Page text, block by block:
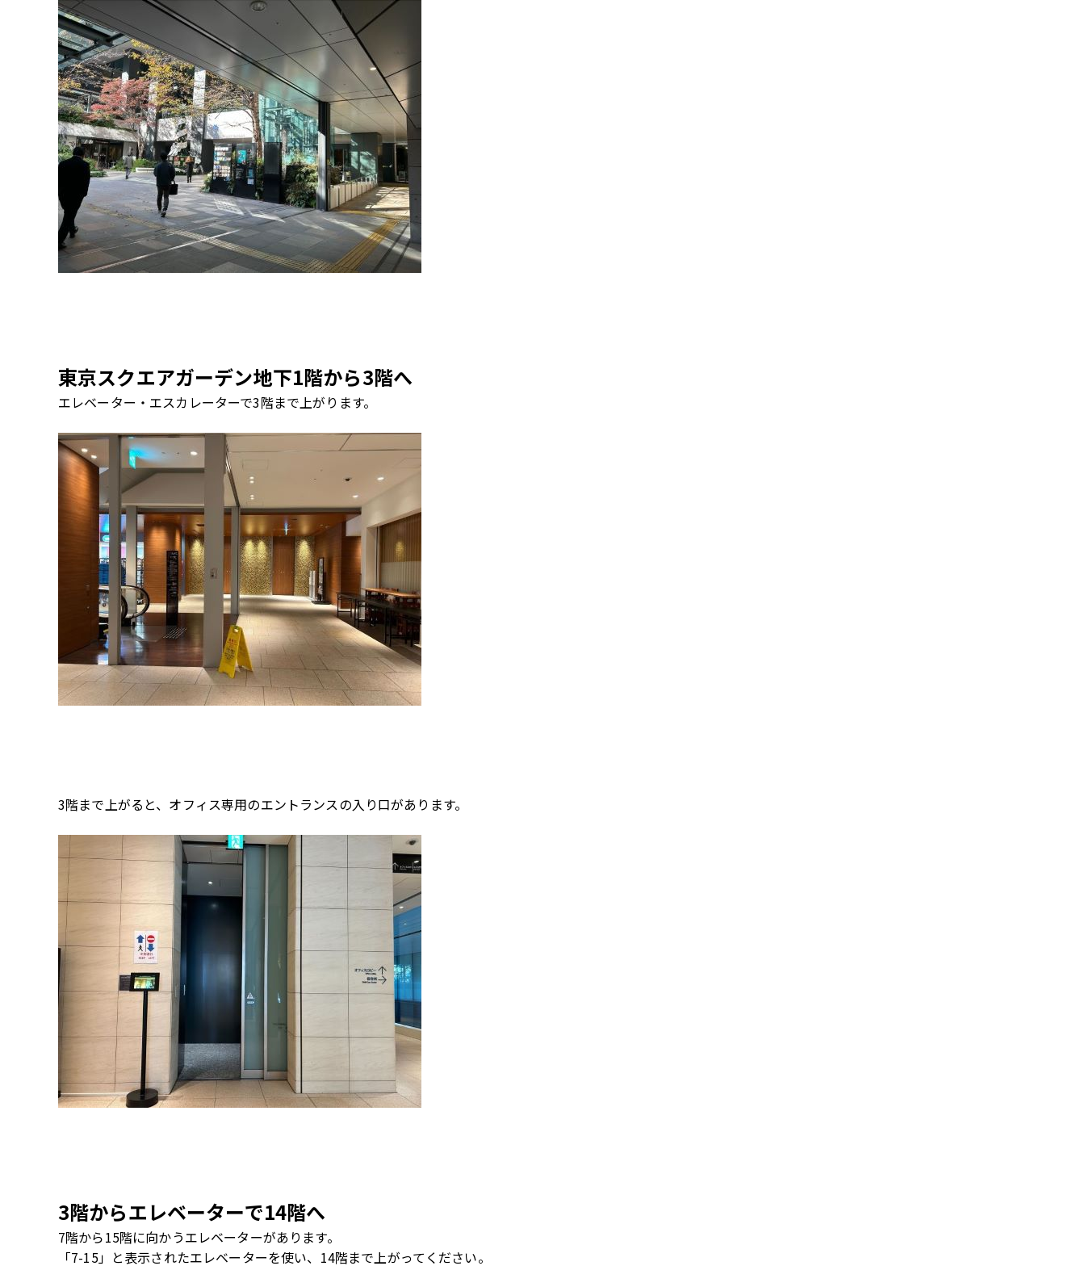
東京スクエアガーデン地下1階から3階へ
エレベーター・エスカレーターで3階まで上がります。
3階まで上がると、オフィス専用のエントランスの入り口があります。
3階からエレベーターで14階へ
7階から15階に向かうエレベーターがあります。
「7-15」と表示されたエレベーターを使い、 14階まで上がってください。